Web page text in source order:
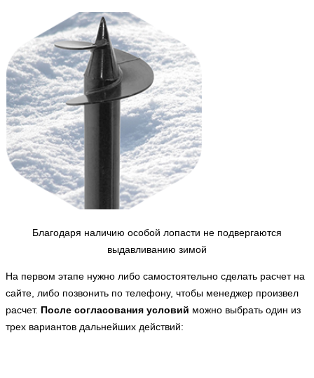
Благодаря наличию особой лопасти не подвергаются
выдавливанию зимой
На первом этапе нужно либо самостоятельно сделать расчет на
сайте, либо позвонить по телефону, чтобы менеджер произвел
расчет. После согласования условий можно выбрать один из
трех вариантов дальнейших действий: